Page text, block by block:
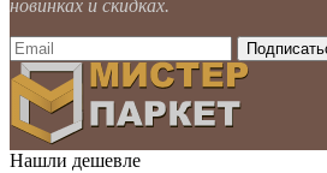
новинках и скидках.
Нашли дешевле